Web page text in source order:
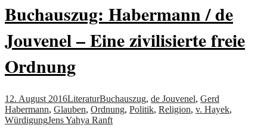
Buchauszug: Habermann / de
Jouvenel – Eine zivilisierte freie
Ordnung
12. August 2016LiteraturBuchauszug, de Jouvenel, Gerd
Habermann, Glauben, Ordnung, Politik, Religion, v. Hayek,
WürdigungJens Yahya Ranft